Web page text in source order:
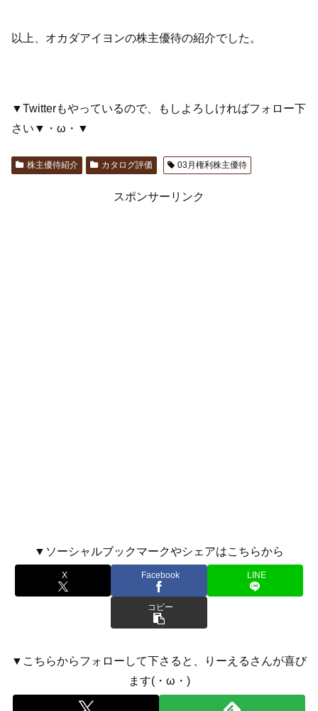
以上、オカダアイヨンの株主優待の紹介でした。
▼Twitterもやっているので、もしよろしければフォロー下
さい▼・ω・▼
株主優待紹介 カタログ評価 03月権利株主優待
スポンサーリンク
▼ソーシャルブックマークやシェアはこちらから
X Facebook LINE
コピー
▼こちらからフォローして下さると、りーえるさんが喜び
ます(・ω・)